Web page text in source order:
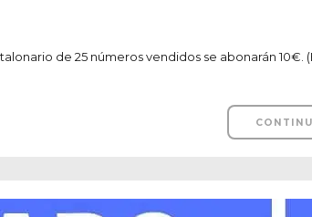
de 25 números vendidos se abonarán 10€.